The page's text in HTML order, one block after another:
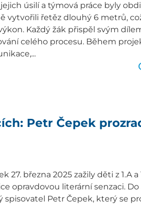
úsilí a týmová práce byly
vytvořili řetěz dlouhý 6 metrů,
Každý žák přispěl svým
celého procesu. Během
Petr Čepek
27. března 2025 zažily děti z 1.A a
opravdovou literární senzaci.
spisovatel Petr Čepek, který se